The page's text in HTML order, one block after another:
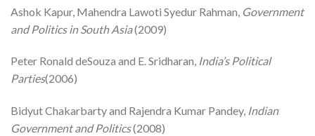
Ashok Kapur, Mahendra Lawoti Syedur Rahman, Government
and Politics in South Asia(2009)
Peter Ronald deSouza and E. Sridharan, India’s Political
Parties(2006)
Bidyut Chakarbarty and Rajendra Kumar Pandey, Indian
Government and Politics(2008)